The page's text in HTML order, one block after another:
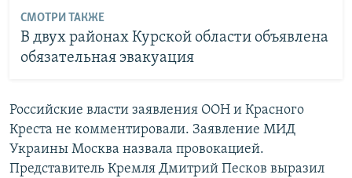
СМОТРИ ТАКЖЕ
В двух районах Курской области объявлена
обязательная эвакуация
Российские власти заявления ООН и Красного
Креста не комментировали. Заявление МИД
Украины Москва назвала провокацией.
Представитель Кремля Дмитрий Песков выразил